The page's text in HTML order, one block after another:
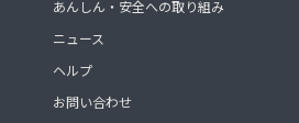
あんしん・安全への取り組み
ニュース
ヘルプ
お問い合わせ